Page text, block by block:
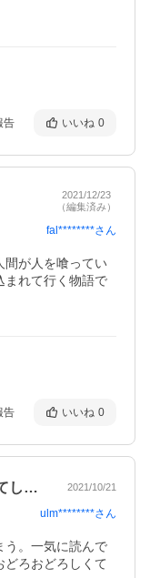
告 いいね 0
2021/12/23
（編集済み）
fal********さん
間が人を喰ってい
まれて行く物語で
告 いいね 0
とても過激な内容だが引き込まれてしまう… 2021/10/21
ulm********さん
う。一気に読んで
ろおどろしくて